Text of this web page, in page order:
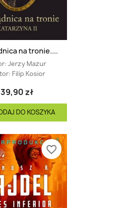
na tronie....
Jerzy Mazur
Filip Kosior
39,90 zł
DO KOSZYKA
favorite_border